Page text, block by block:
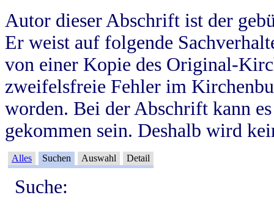
Autor dieser Abschrift ist der
Er weist auf folgende
von einer Kopie des Original-
zweifelsfreie Fehler im
worden. Bei der Abschrift kann
gekommen sein. Deshalb wird
Alles Suchen Auswahl Detail
Suche: